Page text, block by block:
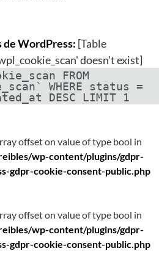
de WordPress: [Table
doesn't exist]
FROM
WHERE status =
DESC LIMIT 1
offset on value of type bool in
wp-content/plugins/gdpr-
gdpr-cookie-consent-public.php
offset on value of type bool in
wp-content/plugins/gdpr-
gdpr-cookie-consent-public.php